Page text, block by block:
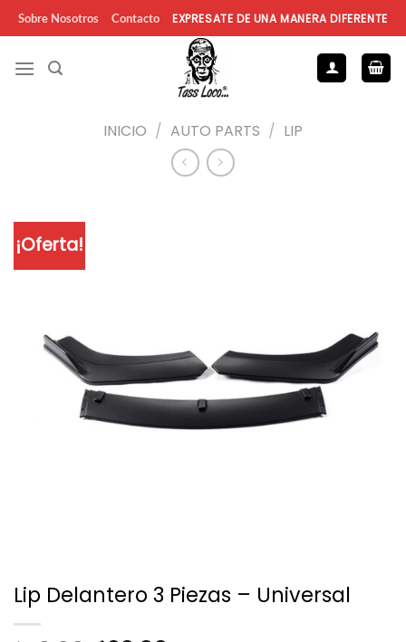
Saltar
al
contenido
Sobre Nosotros Contacto EXPRESATE DE UNA MANERA DIFERENTE
INICIO / AUTO PARTS / LIP
¡Oferta!
Lip Delantero 3 Piezas – Universal